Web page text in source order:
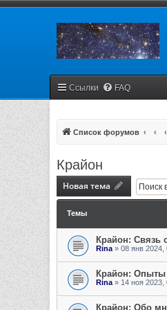
Ссылки FAQ
Список форумов
Крайон
Новая тема
Темы
Крайон:
Rina » 08 янв 2024,
Крайон:
Rina » 14 ноя 2023,
Крайон: Обо